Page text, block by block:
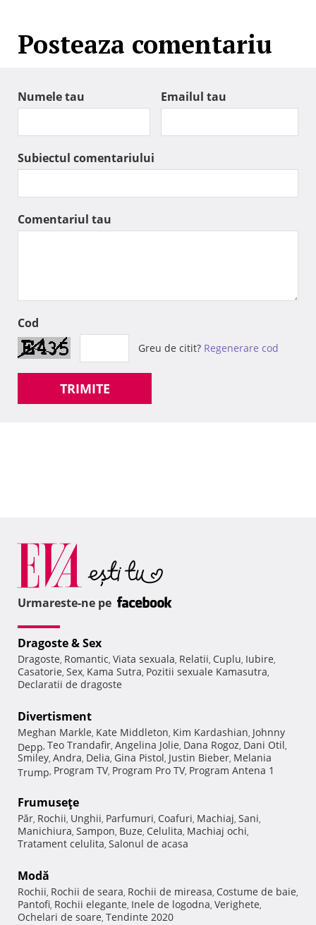
Posteaza comentariu
Numele tau Emailul tau
Subiectul comentariului
Comentariul tau
Cod
Greu de citit? Regenerare cod
TRIMITE
Urmareste-ne pe
Dragoste & Sex
Dragoste, Romantic, Viata sexuala, Relatii, Cuplu, Iubire,
Casatorie, Sex, Kama Sutra, Pozitii sexuale Kamasutra,
Declaratii de dragoste
Divertisment
Meghan Markle, Kate Middleton, Kim Kardashian, Johnny
Depp, Teo Trandafir, Angelina Jolie, Dana Rogoz, Dani Otil,
Smiley, Andra, Delia, Gina Pistol, Justin Bieber, Melania
Trump, Program TV, Program Pro TV, Program Antena 1
Frumuseţe
Păr, Rochii, Unghii, Parfumuri, Coafuri, Machiaj, Sani,
Manichiura, Sampon, Buze, Celulita, Machiaj ochi,
Tratament celulita, Salonul de acasa
Modă
Rochii, Rochii de seara, Rochii de mireasa, Costume de baie,
Pantofi, Rochii elegante, Inele de logodna, Verighete,
Ochelari de soare, Tendinte 2020